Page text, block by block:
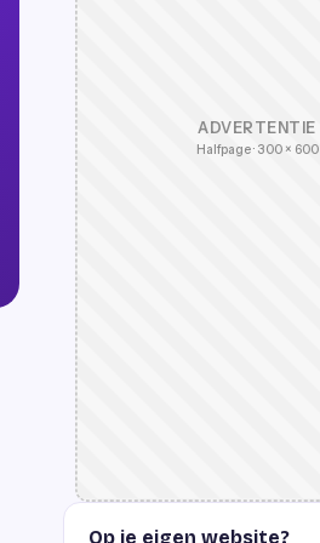
ADVERTENTIE
Halfpage · 300 × 600
Op je eigen website?